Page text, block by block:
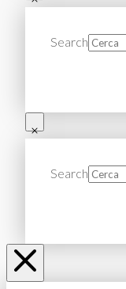
Search
Search